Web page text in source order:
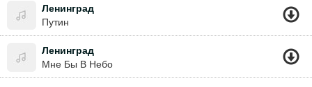
Ленинград
Путин
Ленинград
Мне Бы В Небо